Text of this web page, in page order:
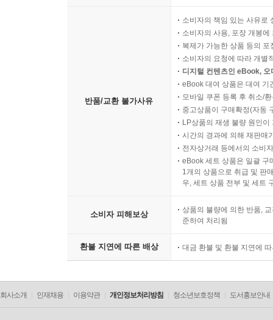
반품/교환 불가사유
소비자의 책임 있는 사유로
소비자의 사용, 포장 개봉
복제가 가능한 상품 등의
소비자의 요청에 따라 개별
디지털 컨텐츠인 eBook,
eBook 대여 상품은 대여 기
모바일 쿠폰 등록 후 취소/
중고상품이 구매확정(자동
LP상품의 재생 불량 원인
시간의 경과에 의해 재판매
전자상거래 등에서의 소비
eBook 세트 상품은 일괄 구
1개의 상품으로 취급 및 판
우, 세트 상품 전부 및 세트
소비자 피해보상
상품의 불량에 의한 반품,
준하여 처리됨
환불 지연에 따른 배상 대금 환불 및 환불 지연에
회사소개 인재채용 이용약관 개인정보처리방침 청소년보호정책 도서홍보안내